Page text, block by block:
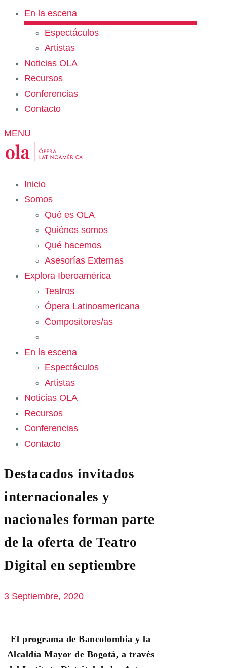
En la escena
Espectáculos
Artistas
Noticias OLA
Recursos
Conferencias
Contacto
MENU
Inicio
Somos
Qué es OLA
Quiénes somos
Qué hacemos
Asesorías Externas
Explora Iberoamérica
Teatros
Ópera Latinoamericana
Compositores/as
En la escena
Espectáculos
Artistas
Noticias OLA
Recursos
Conferencias
Contacto
Destacados invitados
internacionales y
nacionales forman parte
de la oferta de Teatro
Digital en septiembre
3 Septiembre, 2020
El programa de Bancolombia y la
Alcaldía Mayor de Bogotá, a través